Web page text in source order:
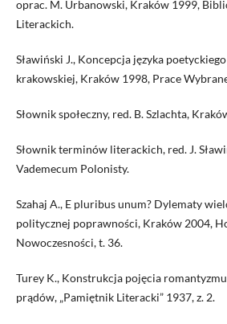
oprac. M. Urbanowski, Kraków 1999,
Literackich.
Sławiński J., Koncepcja języka
krakowskiej, Kraków 1998, Prace
Słownik społeczny, red. B. Szlachta,
Słownik terminów literackich, red. J.
Vademecum Polonisty.
Szahaj A., E pluribus unum? Dylematy
politycznej poprawności, Kraków 2004,
Nowoczesności, t. 36.
Turey K., Konstrukcja pojęcia
prądów, „Pamiętnik Literacki” 1937, z. 2.